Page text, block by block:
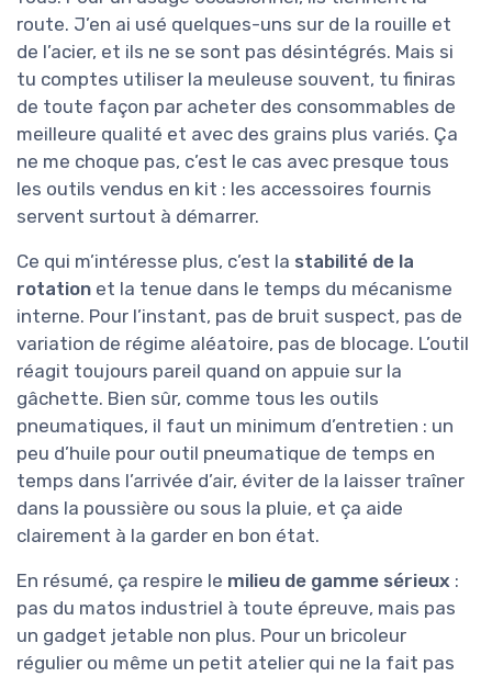
route. J’en ai usé quelques-uns sur de la rouille et
de l’acier, et ils ne se sont pas désintégrés. Mais si
tu comptes utiliser la meuleuse souvent, tu finiras
de toute façon par acheter des consommables de
meilleure qualité et avec des grains plus variés. Ça
ne me choque pas, c’est le cas avec presque tous
les outils vendus en kit : les accessoires fournis
servent surtout à démarrer.
Ce qui m’intéresse plus, c’est la stabilité de la
rotation et la tenue dans le temps du mécanisme
interne. Pour l’instant, pas de bruit suspect, pas de
variation de régime aléatoire, pas de blocage. L’outil
réagit toujours pareil quand on appuie sur la
gâchette. Bien sûr, comme tous les outils
pneumatiques, il faut un minimum d’entretien : un
peu d’huile pour outil pneumatique de temps en
temps dans l’arrivée d’air, éviter de la laisser traîner
dans la poussière ou sous la pluie, et ça aide
clairement à la garder en bon état.
En résumé, ça respire le milieu de gamme sérieux :
pas du matos industriel à toute épreuve, mais pas
un gadget jetable non plus. Pour un bricoleur
régulier ou même un petit atelier qui ne la fait pas